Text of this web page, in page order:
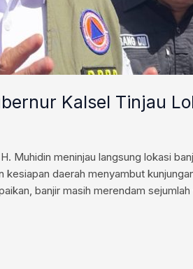
Kalsel Tinjau
Muhidin meninjau langsung lokasi
daerah menyambut
banjir masih merendam